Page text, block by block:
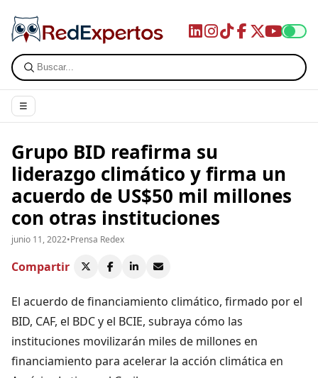
☰
Grupo BID reafirma su
liderazgo climático y firma un
acuerdo de US$50 mil millones
con otras instituciones
junio 11, 2022•Prensa Redex
Compartir
El acuerdo de financiamiento climático, firmado por el
BID, CAF, el BDC y el BCIE, subraya cómo las
instituciones movilizarán miles de millones en
financiamiento para acelerar la acción climática en